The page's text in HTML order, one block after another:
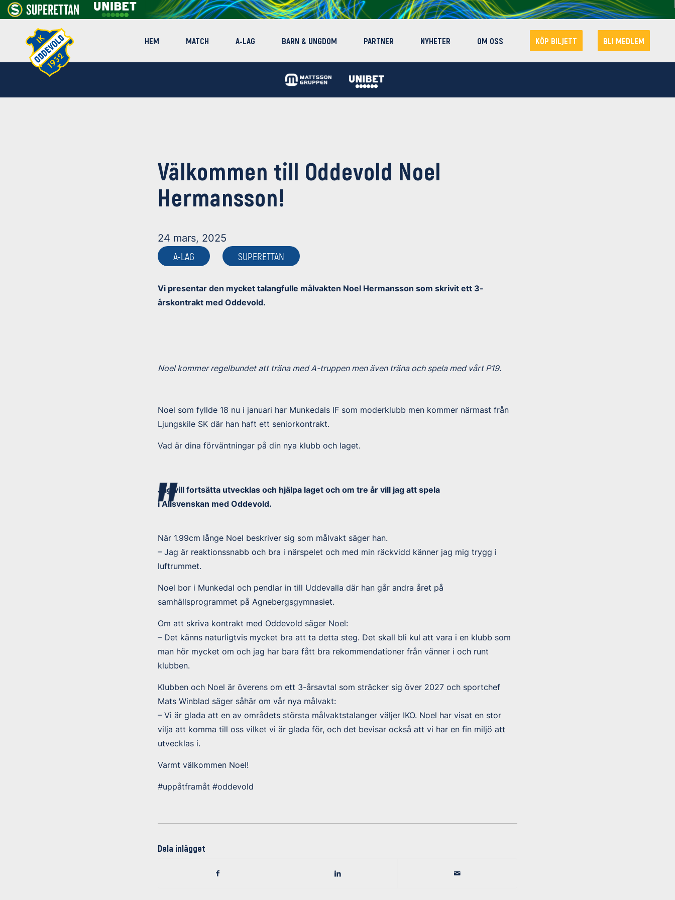
HEM MATCH A-LAG BARN & UNGDOM PARTNER NYHETER OM OSS KÖP BILJETT BLI MEDLEM
Välkommen till Oddevold Noel
Hermansson!
24 mars, 2025
A-LAG
SUPERETTAN
Vi presentar den mycket talangfulle målvakten Noel Hermansson som skrivit ett 3-
årskontrakt med Oddevold.
Noel kommer regelbundet att träna med A-truppen men även träna och spela med vårt P19.
Noel som fyllde 18 nu i januari har Munkedals IF som moderklubb men kommer närmast från
Ljungskile SK där han haft ett seniorkontrakt.
Vad är dina förväntningar på din nya klubb och laget.
Jag vill fortsätta utvecklas och hjälpa laget och om tre år vill jag att spela
i Allsvenskan med Oddevold.
När 1.99cm långe Noel beskriver sig som målvakt säger han.
– Jag är reaktionssnabb och bra i närspelet och med min räckvidd känner jag mig trygg i
luftrummet.
Noel bor i Munkedal och pendlar in till Uddevalla där han går andra året på
samhällsprogrammet på Agnebergsgymnasiet.
Om att skriva kontrakt med Oddevold säger Noel:
– Det känns naturligtvis mycket bra att ta detta steg. Det skall bli kul att vara i en klubb som
man hör mycket om och jag har bara fått bra rekommendationer från vänner i och runt
klubben.
Klubben och Noel är överens om ett 3-årsavtal som sträcker sig över 2027 och sportchef
Mats Winblad säger såhär om vår nya målvakt:
– Vi är glada att en av områdets största målvaktstalanger väljer IKO. Noel har visat en stor
vilja att komma till oss vilket vi är glada för, och det bevisar också att vi har en fin miljö att
utvecklas i.
Varmt välkommen Noel!
#uppåtframåt #oddevold
Dela inlägget